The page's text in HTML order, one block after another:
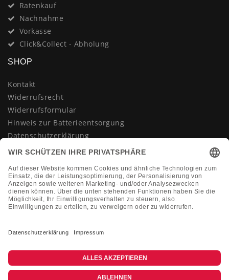
Ratenkauf
Nachnahme
Vorkasse
Click&Collect - Abholung
SHOP
Kontakt
Widerrufsrecht
Widerrufsformular
Hinweis zur Batterieentsorgung
Datenschutzerklärung
AGB
Vertrag widerrufen
KONTAKT
+49 (0)2133 210433
shop@dienadel.de
Kieler Str. 18 - 41540 Dormagen